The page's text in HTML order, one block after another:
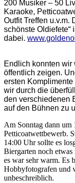
200 Musiker – 50
Karaoke,
Outfit Treffen u.v.m.
schönste Oldiefete“
dabei.
Endlich konnten
öffentlich zeigen.
ersten
wir durch die
den verschiedenen
auf den Bühnen zu
Am Sonntag dann
Petticoatwettbewerb.
14:00 Uhr sollte es
Biergarten noch etwas
es war sehr warm. Es
Hobbyfotografen und
unbeschreiblich.